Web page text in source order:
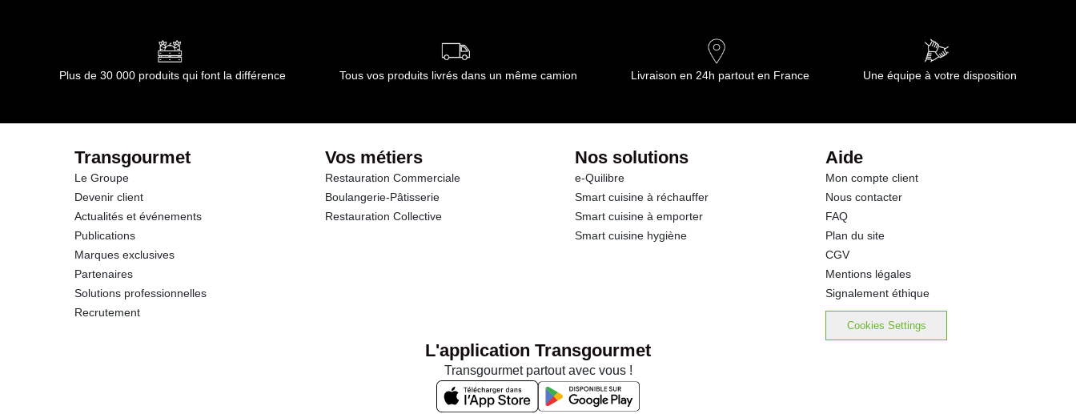
Plus de 30 000 produits qui font la différence Tous vos produits livrés dans un même camion Livraison en 24h partout en France Une équipe à votre disposition
Transgourmet
Le Groupe
Devenir client
Actualités et événements
Publications
Marques exclusives
Partenaires
Solutions professionnelles
Recrutement
Vos métiers
Restauration Commerciale
Boulangerie-Pâtisserie
Restauration Collective
Nos solutions
e-Quilibre
Smart cuisine à réchauffer
Smart cuisine à emporter
Smart cuisine hygiène
Aide
Mon compte client
Nous contacter
FAQ
Plan du site
CGV
Mentions légales
Signalement éthique
Cookies Settings
L'application Transgourmet
Transgourmet partout avec vous !